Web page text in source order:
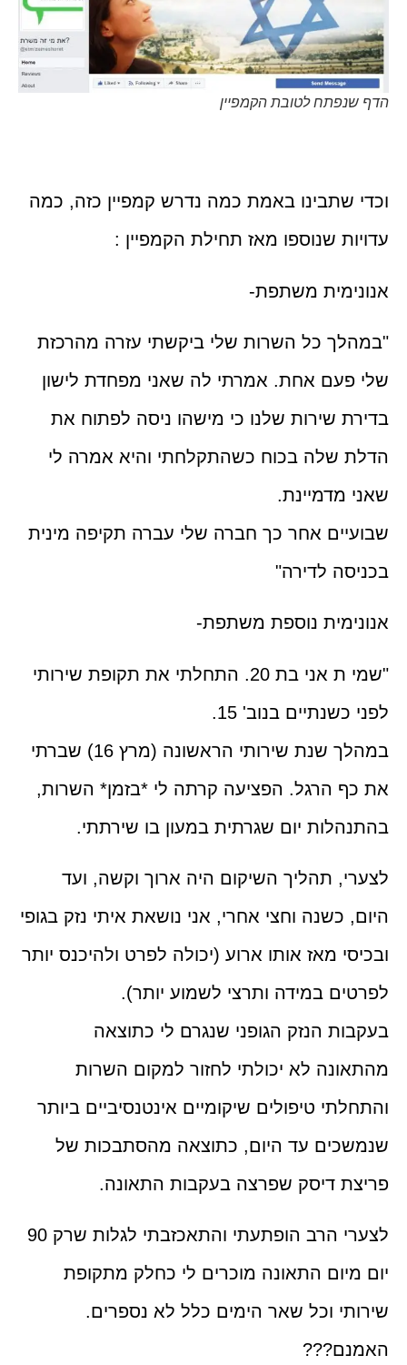
הדף שנפתח לטובת הקמפיין
וכדי שתבינו באמת כמה נדרש קמפיין כזה, כמה
עדויות שנוספו מאז תחילת הקמפיין :
אנונימית משתפת-
"במהלך כל השרות שלי ביקשתי עזרה מהרכזת
שלי פעם אחת. אמרתי לה שאני מפחדת לישון
בדירת שירות שלנו כי מישהו ניסה לפתוח את
הדלת שלה בכוח כשהתקלחתי והיא אמרה לי
שאני מדמיינת.
שבועיים אחר כך חברה שלי עברה תקיפה מינית
בכניסה לדירה"
אנונימית נוספת משתפת-
"שמי ת אני בת 20. התחלתי את תקופת שירותי
לפני כשנתיים בנוב' 15.
במהלך שנת שירותי הראשונה (מרץ 16) שברתי
את כף הרגל. הפציעה קרתה לי *בזמן* השרות,
בהתנהלות יום שגרתית במעון בו שירתתי.
לצערי, תהליך השיקום היה ארוך וקשה, ועד
היום, כשנה וחצי אחרי, אני נושאת איתי נזק בגופי
ובכיסי מאז אותו ארוע (יכולה לפרט ולהיכנס יותר
לפרטים במידה ותרצי לשמוע יותר).
בעקבות הנזק הגופני שנגרם לי כתוצאה
מהתאונה לא יכולתי לחזור למקום השרות
והתחלתי טיפולים שיקומיים אינטנסיביים ביותר
שנמשכים עד היום, כתוצאה מהסתבכות של
פריצת דיסק שפרצה בעקבות התאונה.
לצערי הרב הופתעתי והתאכזבתי לגלות שרק 90
יום מיום התאונה מוכרים לי כחלק מתקופת
שירותי וכל שאר הימים כלל לא נספרים.
האמנם???